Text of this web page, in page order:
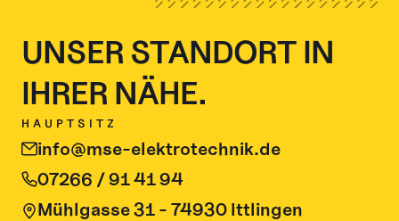
UNSER STANDORT IN
IHRER NÄHE.
HAUPTSITZ
info@mse-elektrotechnik.de
07266 / 91 41 94
Mühlgasse 31 - 74930 Ittlingen